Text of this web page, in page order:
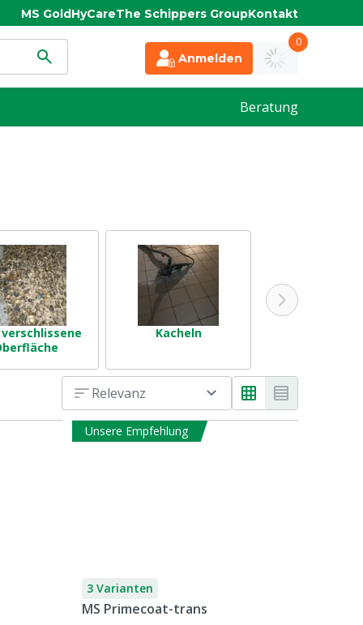
MS GoldHyCareThe Schippers GroupKontakt
Anmelden
0
Beratung
Kacheln
Relevanz
Unsere Empfehlung
3 Varianten
MS Primecoat-trans